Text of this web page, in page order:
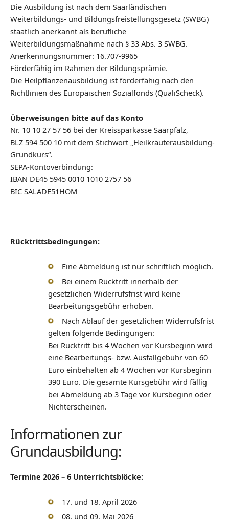
Die Ausbildung ist nach dem Saarländischen
Weiterbildungs- und Bildungsfreistellungsgesetz (SWBG)
staatlich anerkannt als berufliche
Weiterbildungsmaßnahme nach § 33 Abs. 3 SWBG.
Anerkennungsnummer: 16.707-9965
Förderfähig im Rahmen der Bildungsprämie.
Die Heilpflanzenausbildung ist förderfähig nach den
Richtlinien des Europäischen Sozialfonds (QualiScheck).
Überweisungen bitte auf das Konto
Nr. 10 10 27 57 56 bei der Kreissparkasse Saarpfalz,
BLZ 594 500 10 mit dem Stichwort „Heilkräuterausbildung-
Grundkurs“.
SEPA-Kontoverbindung:
IBAN DE45 5945 0010 1010 2757 56
BIC SALADE51HOM
Rücktrittsbedingungen:
Eine Abmeldung ist nur schriftlich möglich.
Bei einem Rücktritt innerhalb der
gesetzlichen Widerrufsfrist wird keine
Bearbeitungsgebühr erhoben.
Nach Ablauf der gesetzlichen Widerrufsfrist
gelten folgende Bedingungen:
Bei Rücktritt bis 4 Wochen vor Kursbeginn wird
eine Bearbeitungs- bzw. Ausfallgebühr von 60
Euro einbehalten ab 4 Wochen vor Kursbeginn
390 Euro. Die gesamte Kursgebühr wird fällig
bei Abmeldung ab 3 Tage vor Kursbeginn oder
Nichterscheinen.
Informationen zur
Grundausbildung:
Termine 2026 – 6 Unterrichtsblöcke:
17. und 18. April 2026
08. und 09. Mai 2026